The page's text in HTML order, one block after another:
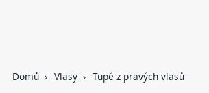
Domů Vlasy Tupé z pravých vlasů